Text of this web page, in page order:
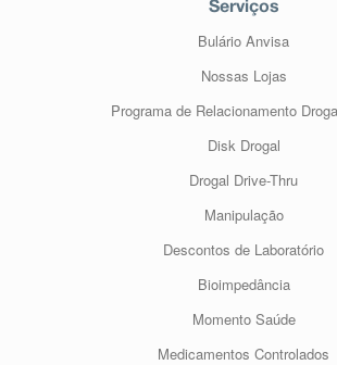
Serviços
Bulário Anvisa
Nossas Lojas
Programa de Relacionamento
Disk Drogal
Drogal Drive-Thru
Manipulação
Descontos de Laboratório
Bioimpedância
Momento Saúde
Medicamentos Controlados